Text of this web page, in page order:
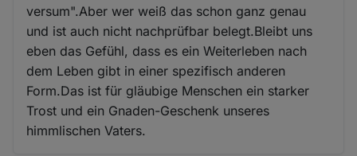
versum".Aber wer weiß das schon ganz genau
und ist auch nicht nachprüfbar belegt.Bleibt uns
eben das Gefühl, dass es ein Weiterleben nach
dem Leben gibt in einer spezifisch anderen
Form.Das ist für gläubige Menschen ein starker
Trost und ein Gnaden-Geschenk unseres
himmlischen Vaters.